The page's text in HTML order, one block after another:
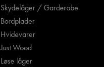
Skydelåger / Garderobe
Bordplader
Hvidevarer
Just Wood
Løse låger